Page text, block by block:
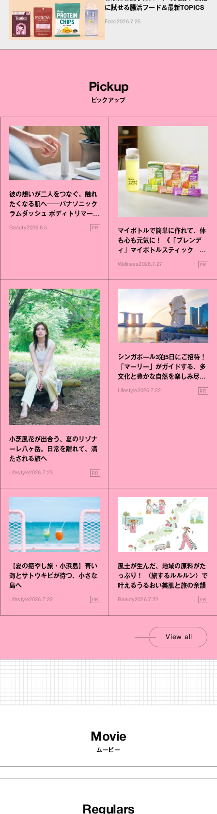
に試せる腸活フード＆最新TOPICS
Food2026.7.25
Pickup
ピックアップ
彼の想いが二人をつなぐ。触れ
たくなる肌へ──パナソニック
ラムダッシュ ボディトリマーが
Beauty2026.8.5 PR
マイボトルで簡単に作れて、体
も心も元気に！ 《「ブレンデ
ィ」マイボトルスティック い
いこと毎日》シリーズが誕生
Wellness2026.7.27 PR
小芝風花が出合う、夏のリゾナ
ーレ八ヶ岳。日常を離れて、満
たされる旅へ
Lifestyle2026.7.23 PR
シンガポール3泊5日にご招待！
「マーリー」がガイドする、多
文化と豊かな自然を楽しみ尽く
Lifestyle2026.7.22 PR
【夏の癒やし旅・小浜島】青い
海とサトウキビが待つ、小さな
島へ
Lifestyle2026.7.22 PR
風土が生んだ、地域の原料がた
っぷり！ 〈旅するルルルン〉で
叶えるうるおい美肌と旅の余韻
Beauty2026.7.22 PR
View all
Movie
ムービー
Regulars